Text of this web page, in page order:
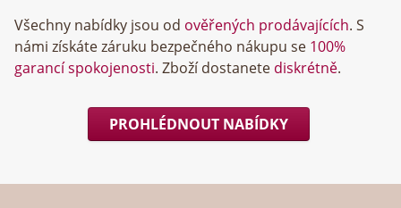
Všechny nabídky jsou od ověřených prodávajících. S
námi získáte záruku bezpečného nákupu se 100%
garancí spokojenosti. Zboží dostanete diskrétně.
PROHLÉDNOUT NABÍDKY